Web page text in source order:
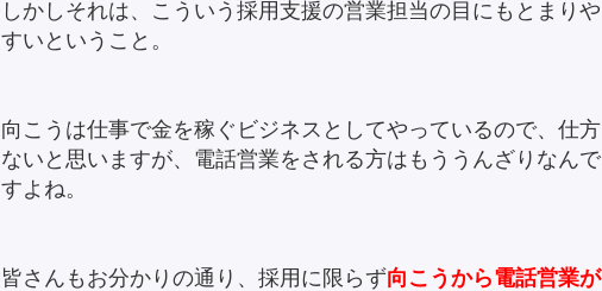
しかしそれは、こういう採用支援の営業担当の目にもとまりや
すいということ。
向こうは仕事で金を稼ぐビジネスとしてやっているので、仕方
ないと思いますが、電話営業をされる方はもううんざりなんで
すよね。
皆さんもお分かりの通り、採用に限らず向こうから電話営業が